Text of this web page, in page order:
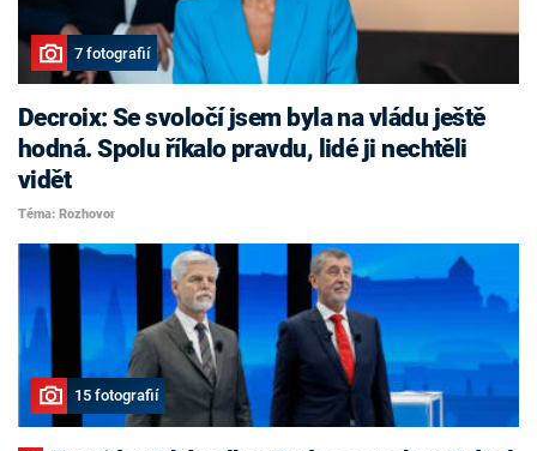
7 fotografií
Decroix: Se svoločí jsem byla na vládu ještě
hodná. Spolu říkalo pravdu, lidé ji nechtěli
vidět
Téma: Rozhovor
15 fotografií